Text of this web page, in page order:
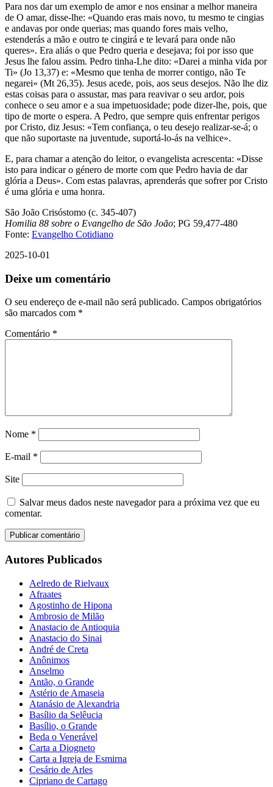
Para nos dar um exemplo de amor e nos ensinar a melhor maneira
de O amar, disse-lhe: «Quando eras mais novo, tu mesmo te cingias
e andavas por onde querias; mas quando fores mais velho,
estenderás a mão e outro te cingirá e te levará para onde não
queres». Era aliás o que Pedro queria e desejava; foi por isso que
Jesus lhe falou assim. Pedro tinha-Lhe dito: «Darei a minha vida por
Ti» (Jo 13,37) e: «Mesmo que tenha de morrer contigo, não Te
negarei» (Mt 26,35). Jesus acede, pois, aos seus desejos. Não lhe diz
estas coisas para o assustar, mas para reavivar o seu ardor, pois
conhece o seu amor e a sua impetuosidade; pode dizer-lhe, pois, que
tipo de morte o espera. A Pedro, que sempre quis enfrentar perigos
por Cristo, diz Jesus: «Tem confiança, o teu desejo realizar-se-á; o
que não suportaste na juventude, suportá-lo-ás na velhice».
E, para chamar a atenção do leitor, o evangelista acrescenta: «Disse
isto para indicar o género de morte com que Pedro havia de dar
glória a Deus». Com estas palavras, aprenderás que sofrer por Cristo
é uma glória e uma honra.
São João Crisóstomo (c. 345-407)
Homilia 88 sobre o Evangelho de São João; PG 59,477-480
Fonte: Evangelho Cotidiano
2025-10-01
Deixe um comentário
O seu endereço de e-mail não será publicado. Campos obrigatórios
são marcados com *
Comentário *
Nome *
E-mail *
Site
Salvar meus dados neste navegador para a próxima vez que eu
comentar.
Autores Publicados
Aelredo de Rielvaux
Afraates
Agostinho de Hipona
Ambrosio de Milão
Anastacio de Antioquia
Anastacio do Sinai
André de Creta
Anônimos
Anselmo
Antão, o Grande
Astério de Amaseia
Atanásio de Alexandria
Basílio da Selêucia
Basílio, o Grande
Beda o Venerável
Carta a Diogneto
Carta a Igreja de Esmirna
Cesário de Arles
Cipriano de Cartago